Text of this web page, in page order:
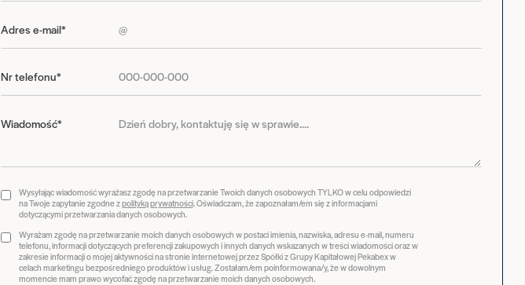
Adres e-mail*
Nr telefonu*
Wiadomość*
Wysyłając wiadomość wyrażasz zgodę na przetwarzanie Twoich danych osobowych TYLKO w celu odpowiedzi
na Twoje zapytanie zgodne zpolityką prywatności. Oświadczam, że zapoznałam/em się z informacjami
dotyczącymi przetwarzania danych osobowych.
Wyrażam zgodę na przetwarzanie moich danych osobowych w postaci imienia, nazwiska, adresu e-mail, numeru
telefonu, informacji dotyczących preferencji zakupowych i innych danych wskazanych w treści wiadomości oraz w
zakresie informacji o mojej aktywności na stronie internetowej przez Spółki z Grupy Kapitałowej Pekabex w
celach marketingu bezpośredniego produktów i usług. Zostałam/em poinformowana/y, że w dowolnym
momencie mam prawo wycofać zgodę na przetwarzanie moich danych osobowych.